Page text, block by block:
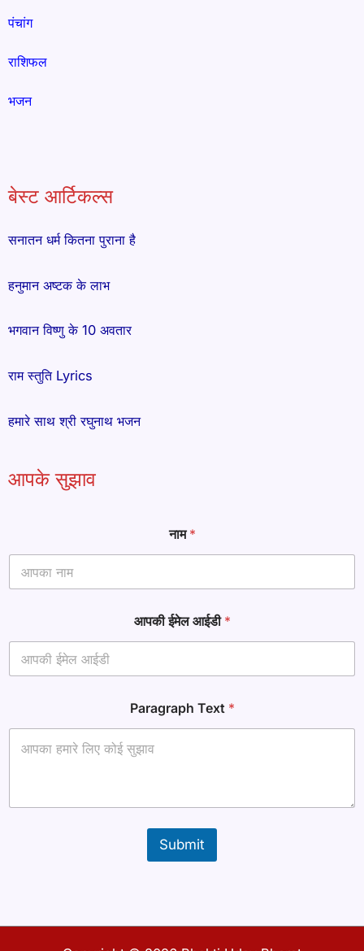
पंचांग
राशिफल
भजन
बेस्ट आर्टिकल्स
सनातन धर्म कितना पुराना है
हनुमान अष्टक के लाभ
भगवान विष्णु के 10 अवतार
राम स्तुति Lyrics
हमारे साथ श्री रघुनाथ भजन
आपके सुझाव
नाम*
आपकी ईमेल आईडी *
आ
ई
Paragraph Text *
Submit